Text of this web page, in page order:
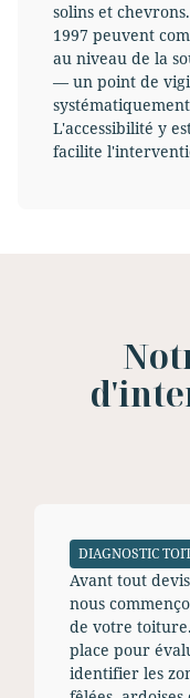
solins et
1997 peuvent
au niveau de la
— un point de
L'accessibilité y
facilite
DIAGNOSTIC
Avant tout
nous
de votre
place pour
identifier les